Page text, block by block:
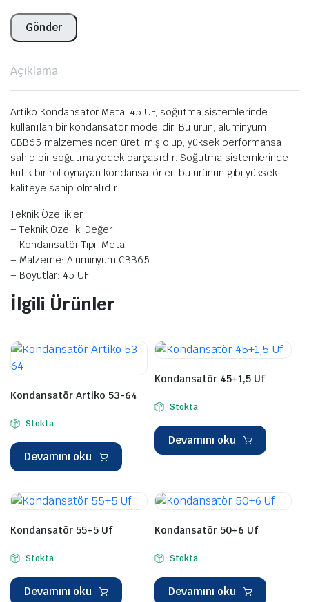
Açıklama
Artiko Kondansatör Metal 45 UF, soğutma sistemlerinde
kullanılan bir kondansatör modelidir. Bu ürün, alüminyum
CBB65 malzemesinden üretilmiş olup, yüksek performansa
sahip bir soğutma yedek parçasıdır. Soğutma sistemlerinde
kritik bir rol oynayan kondansatörler, bu ürünün gibi yüksek
kaliteye sahip olmalıdır.
Teknik Özellikler:
– Teknik Özellik: Değer
– Kondansatör Tipi: Metal
– Malzeme: Alüminyum CBB65
– Boyutlar: 45 UF
İlgili Ürünler
Kondansatör Artiko 53-64
Stokta
Devamını oku
Kondansatör 45+1,5 Uf
Stokta
Devamını oku
Kondansatör 55+5 Uf
Stokta
Devamını oku
Kondansatör 50+6 Uf
Stokta
Devamını oku